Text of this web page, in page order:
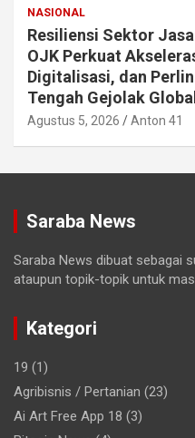
NASIONAL
Resiliensi Sektor
OJK Perkuat
Digitalisasi, dan
Tengah Gejolak Global
Agustus 5, 2026 Anton 41
Saraba News
Saraba News dibuat sebagai
ataupun topik-topik untuk
Kategori
19 (1)
Agribisnis / Pertanian (23)
Ai Art Free App 18 (3)